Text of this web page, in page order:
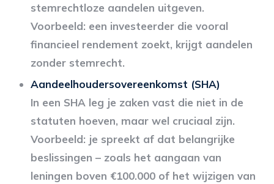
stemrechtloze aandelen uitgeven.
Voorbeeld: een investeerder die vooral
financieel rendement zoekt, krijgt aandelen
zonder stemrecht.
Aandeelhoudersovereenkomst (SHA)
In een SHA leg je zaken vast die niet in de
statuten hoeven, maar wel cruciaal zijn.
Voorbeeld: je spreekt af dat belangrijke
beslissingen – zoals het aangaan van
leningen boven €100.000 of het wijzigen van